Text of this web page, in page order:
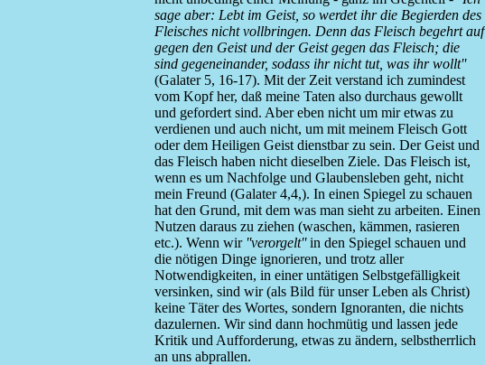
sage aber: Lebt im Geist, so werdet ihr die Begierden des
Fleisches nicht vollbringen. Denn das Fleisch begehrt auf
gegen den Geist und der Geist gegen das Fleisch; die
sind gegeneinander, sodass ihr nicht tut, was ihr wollt''
(Galater 5, 16-17). Mit der Zeit verstand ich zumindest
vom Kopf her, daß meine Taten also durchaus gewollt
und gefordert sind. Aber eben nicht um mir etwas zu
verdienen und auch nicht, um mit meinem Fleisch Gott
oder dem Heiligen Geist dienstbar zu sein. Der Geist und
das Fleisch haben nicht dieselben Ziele. Das Fleisch ist,
wenn es um Nachfolge und Glaubensleben geht, nicht
mein Freund (Galater 4,4,). In einen Spiegel zu schauen
hat den Grund, mit dem was man sieht zu arbeiten. Einen
Nutzen daraus zu ziehen (waschen, kämmen, rasieren
etc.). Wenn wir ''verorgelt''in den Spiegel schauen und
die nötigen Dinge ignorieren, und trotz aller
Notwendigkeiten, in einer untätigen Selbstgefälligkeit
versinken, sind wir (als Bild für unser Leben als Christ)
keine Täter des Wortes, sondern Ignoranten, die nichts
dazulernen. Wir sind dann hochmütig und lassen jede
Kritik und Aufforderung, etwas zu ändern, selbstherrlich
an uns abprallen.